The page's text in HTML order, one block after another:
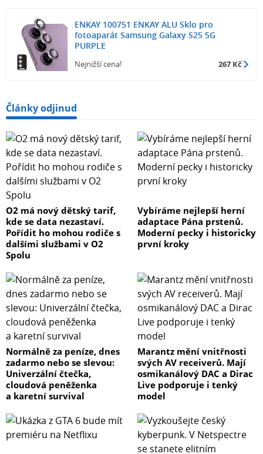
ENKAY 100751 ENKAY ALU Sklo pro
fotoaparát Samsung Galaxy S25 5G
PURPLE
Nejnižší cena! 267 Kč
Články odjinud
O2 má nový dětský tarif,
kde se data nezastaví.
Pořídit ho mohou rodiče s
dalšími službami v O2
Spolu
Vybíráme nejlepší herní
adaptace Pána prstenů.
Moderní pecky i historicky
první kroky
Normálně za peníze, dnes
zadarmo nebo se slevou:
Univerzální čtečka,
cloudová peněženka
a karetní survival
Marantz mění vnitřnosti
svých AV receiverů. Mají
osmikanálový DAC a Dirac
Live podporuje i tenký
model